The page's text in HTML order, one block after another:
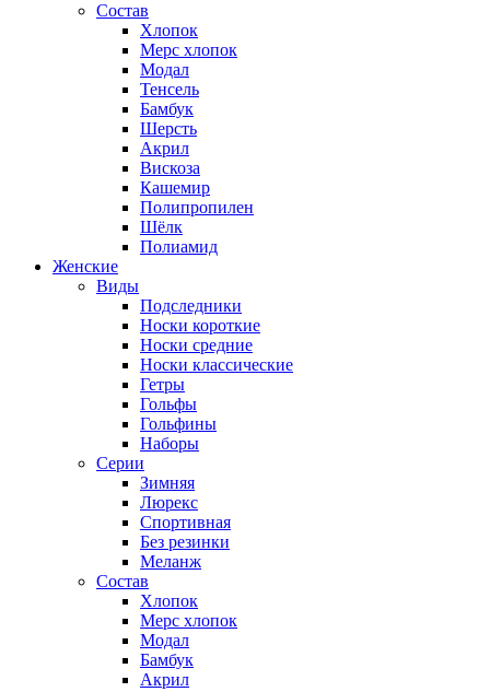
Состав
Хлопок
Мерс хлопок
Модал
Тенсель
Бамбук
Шерсть
Акрил
Вискоза
Кашемир
Полипропилен
Шёлк
Полиамид
Женские
Виды
Подследники
Носки короткие
Носки средние
Носки классические
Гетры
Гольфы
Гольфины
Наборы
Серии
Зимняя
Люрекс
Спортивная
Без резинки
Меланж
Состав
Хлопок
Мерс хлопок
Модал
Бамбук
Акрил